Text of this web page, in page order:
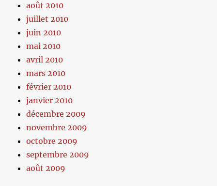
août 2010
juillet 2010
juin 2010
mai 2010
avril 2010
mars 2010
février 2010
janvier 2010
décembre 2009
novembre 2009
octobre 2009
septembre 2009
août 2009